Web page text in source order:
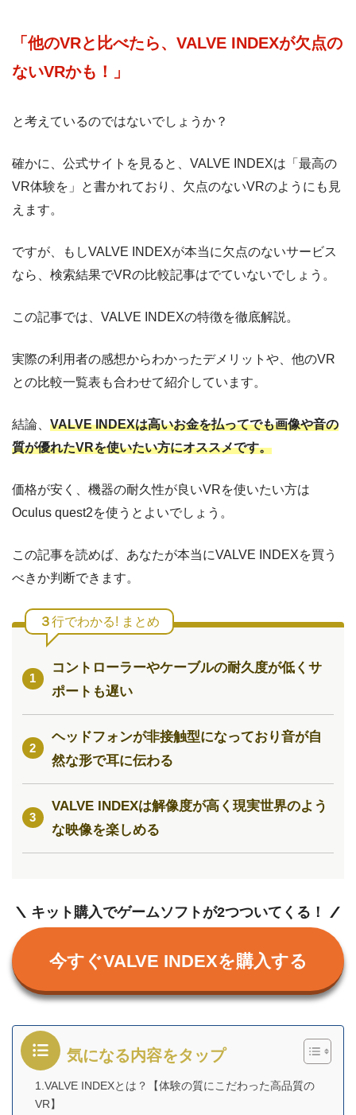
「他のVRと比べたら、VALVE INDEXが欠点の
ないVRかも！」
と考えているのではないでしょうか？
確かに、公式サイトを見ると、VALVE INDEXは「最高の
VR体験を」と書かれており、欠点のないVRのようにも見
えます。
ですが、もしVALVE INDEXが本当に欠点のないサービス
なら、検索結果でVRの比較記事はでていないでしょう。
この記事では、VALVE INDEXの特徴を徹底解説。
実際の利用者の感想からわかったデメリットや、他のVR
との比較一覧表も合わせて紹介しています。
結論、 VALVE INDEXは高いお金を払ってでも画像や音の
質が優れたVRを使いたい方にオススメです。
価格が安く、機器の耐久性が良いVRを使いたい方は
Oculus quest2を使うとよいでしょう。
この記事を読めば、あなたが本当にVALVE INDEXを買う
べきか判断できます。
３行でわかる! まとめ
コントローラーやケーブルの耐久度が低くサ
ポートも遅い
ヘッドフォンが非接触型になっており音が自
然な形で耳に伝わる
VALVE INDEXは解像度が高く現実世界のよう
な映像を楽しめる
キット購入でゲームソフトが2つついてくる！
今すぐVALVE INDEXを購入する
気になる内容をタップ
1.VALVE INDEXとは？【体験の質にこだわった高品質の
VR】